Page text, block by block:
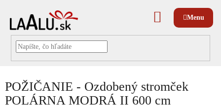
NÁKUPNÝ
KOŠÍK
POŽIČANIE - Ozdobený stromček
POLÁRNA MODRÁ II 600 cm